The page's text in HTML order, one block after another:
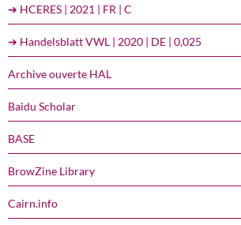
➔ HCERES | 2021 | FR | C
➔ Handelsblatt VWL | 2020 | DE | 0,025
Archive ouverte HAL
Baidu Scholar
BASE
BrowZine Library
Cairn.info